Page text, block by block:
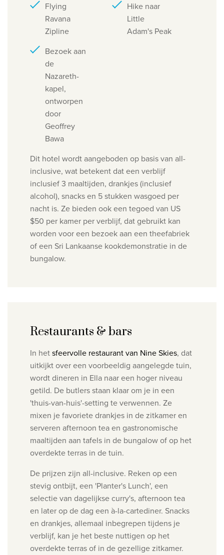
Flying
Ravana
Zipline
Hike naar
Little
Adam's Peak
Bezoek aan
de
Nazareth-
kapel,
ontworpen
door
Geoffrey
Bawa
Dit hotel wordt aangeboden op basis van all-
inclusive, wat betekent dat een verblijf
inclusief 3 maaltijden, drankjes (inclusief
alcohol), snacks en 5 stukken wasgoed per
nacht is. Ze bieden ook een tegoed van US
$50 per kamer per verblijf, dat gebruikt kan
worden voor een bezoek aan een theefabriek
of een Sri Lankaanse kookdemonstratie in de
bungalow.
Restaurants & bars
In hetsfeervolle restaurant van Nine Skies, dat
uitkijkt over een voorbeeldig aangelegde tuin,
wordt dineren in Ella naar een hoger niveau
getild. De butlers staan klaar om je in een
'thuis-van-huis'-setting te verwennen. Ze
mixen je favoriete drankjes in de zitkamer en
serveren afternoon tea en gastronomische
maaltijden aan tafels in de bungalow of op het
overdekte terras in de tuin.
De prijzen zijn all-inclusive. Reken op een
stevig ontbijt, een 'Planter's Lunch', een
selectie van dagelijkse curry's, afternoon tea
en later op de dag een à-la-cartediner. Snacks
en drankjes, allemaal inbegrepen tijdens je
verblijf, kan je het beste nuttigen op het
overdekte terras of in de gezellige zitkamer.